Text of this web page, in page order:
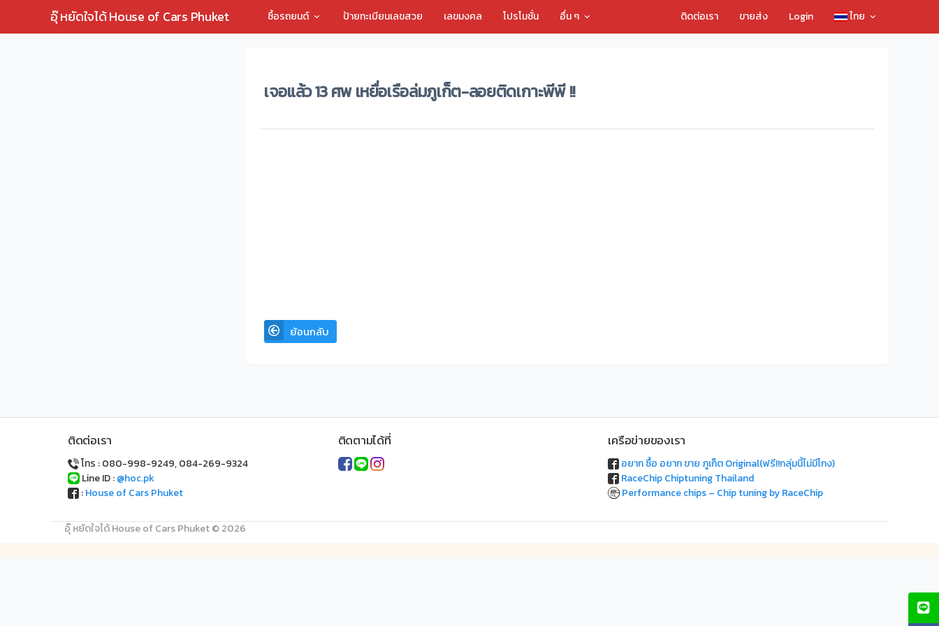
อุ๊ หยัดใจได้ House of Cars Phuket ซื้อรถยนต์ ป้ายทะเบียนเลขสวย เลขมงคล โปรโมชั่น อื่น ๆ ติดต่อเรา ขายส่ง Login ไทย
เจอแล้ว 13 ศพ เหยื่อเรือล่มภูเก็ต-ลอยติดเกาะพีพี !!
ย้อนกลับ
ติดต่อเรา
โทร : 080-998-9249, 084-269-9324
Line ID :@hoc.pk
:House of Cars Phuket
ติดตามได้ที่ เครือข่ายของเรา
อยาก ซื้อ อยาก ขาย ภูเก็ต Original(ฟรี!!กลุ่มนี้ไม่มีโกง)
RaceChip Chiptuning Thailand
Performance chips – Chip tuning by RaceChip
อุ๊ หยัดใจได้ House of Cars Phuket © 2026